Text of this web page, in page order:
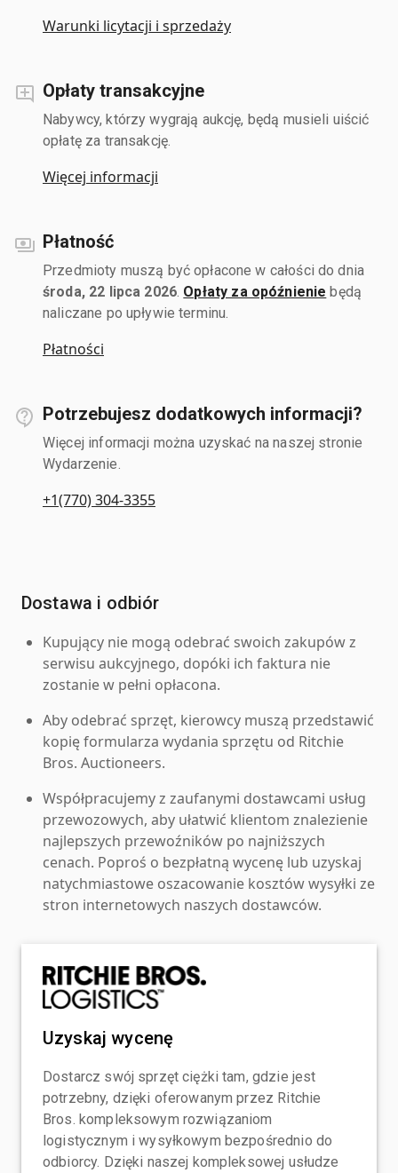
Warunki licytacji i sprzedaży
Opłaty transakcyjne
Nabywcy, którzy wygrają aukcję, będą musieli uiścić
opłatę za transakcję.
Więcej informacji
Płatność
Przedmioty muszą być opłacone w całości do dnia
środa, 22 lipca 2026 Opłaty za opóźnienie będą
naliczane po upływie terminu.
Płatności
Potrzebujesz dodatkowych informacji?
Więcej informacji można uzyskać na naszej stronie
Wydarzenie.
+1(770) 304-3355
Dostawa i odbiór
Kupujący nie mogą odebrać swoich zakupów z
serwisu aukcyjnego, dopóki ich faktura nie
zostanie w pełni opłacona.
Aby odebrać sprzęt, kierowcy muszą przedstawić
kopię formularza wydania sprzętu od Ritchie
Bros. Auctioneers.
Współpracujemy z zaufanymi dostawcami usług
przewozowych, aby ułatwić klientom znalezienie
najlepszych przewoźników po najniższych
cenach. Poproś o bezpłatną wycenę lub uzyskaj
natychmiastowe oszacowanie kosztów wysyłki ze
stron internetowych naszych dostawców.
Uzyskaj wycenę
Dostarcz swój sprzęt ciężki tam, gdzie jest
potrzebny, dzięki oferowanym przez Ritchie
Bros. kompleksowym rozwiązaniom
logistycznym i wysyłkowym bezpośrednio do
odbiorcy. Dzięki naszej kompleksowej usłudze